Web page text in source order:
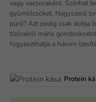
vagy vacsoraként. Szórhat
gyümölcsöket. Nagyszerű
püré? Azt pedig csak dobja
tízórairól máris
fogyaszthatja a három
Protein